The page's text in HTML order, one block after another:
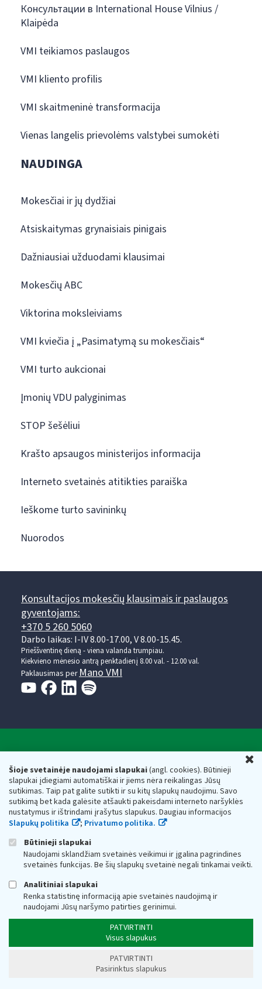
Šioje svetainėje naudojami slapukai(angl. cookies). Būtinieji
slapukai įdiegiami automatiškai ir jiems nėra reikalingas Jūsų
sutikimas. Taip pat galite sutikti ir su kitų slapukų naudojimu. Savo
sutikimą bet kada galėsite atšaukti pakeisdami interneto naršyklės
nustatymus ir ištrindami įrašytus slapukus. Daugiau informacijos
Slapukų politika
; Privatumo politika.
Būtinieji slapukai
Naudojami sklandžiam svetainės veikimui ir įgalina pagrindines
svetainės funkcijas. Be šių slapukų svetainė negali tinkamai veikti.
Analitiniai slapukai
Renka statistinę informaciją apie svetainės naudojimą ir
naudojami Jūsų naršymo patirties gerinimui.
PATVIRTINTI
Visus slapukus
PATVIRTINTI
Pasirinktus slapukus
Консультации в International House Vilnius /
Klaipėda
VMI teikiamos paslaugos
VMI kliento profilis
VMI skaitmeninė transformacija
Vienas langelis prievolėms valstybei sumokėti
NAUDINGA
Mokesčiai ir jų dydžiai
Atsiskaitymas grynaisiais pinigais
Dažniausiai užduodami klausimai
Mokesčių ABC
Viktorina moksleiviams
VMI kviečia į „Pasimatymą su mokesčiais“
VMI turto aukcionai
Įmonių VDU palyginimas
STOP šešėliui
Krašto apsaugos ministerijos informacija
Interneto svetainės atitikties paraiška
Ieškome turto savininkų
Nuorodos
Konsultacijos mokesčių klausimais ir paslaugos
gyventojams:
+370 5 260 5060
Darbo laikas: I-IV 8.00-17.00, V 8.00-15.45.
Prieššventinę dieną - viena valanda trumpiau.
Kiekvieno mėnesio antrą penktadienį 8.00 val. - 12.00 val.
Paklausimas per Mano VMI
Respublikos finansų ministerijos
Biudžetinė įstaiga. Juridinio asmens kodas — 188659752,
adresas: Vasario 16-osios g. 14, 01107 Vilnius, Lietuva, el.paštas:
vmi@vmi.lt, E. pristatymo dėžutės adresas 188659752
Duomenys apie Valstybinę mokesčių inspekciją prie Lietuvos
Respublikos finansų ministerijos kaupiami ir saugomi Juridinių